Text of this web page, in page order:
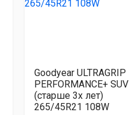
Goodyear ULTRAGRIP
PERFORMANCE+ SUV
(старше 3х лет)
265/45R21 108W